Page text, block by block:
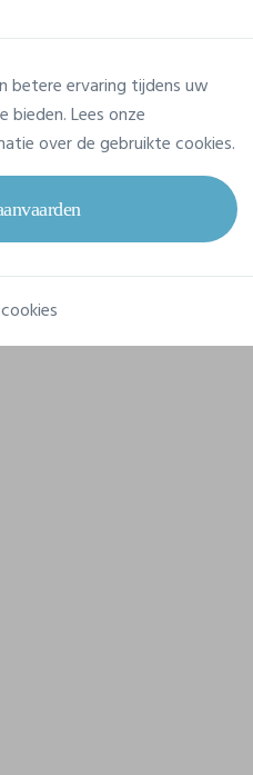
25% Viscose
betere ervaring tijdens uw
Lees onze
over de gebruikte cookies.